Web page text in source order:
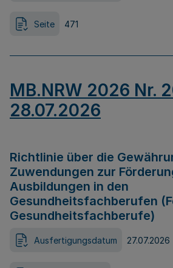
Seite 471
MB.NRW 2026 Nr.
28.07.2026
Richtlinie über die
Zuwendungen zur
Ausbildungen in den
Gesundheitsfachberufen
Gesundheitsfachberufe)
Ausfertigungsdatum 27.07.2026